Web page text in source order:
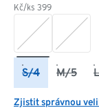
Kč/ks 399
S/4 M/5
Zjistit správnou